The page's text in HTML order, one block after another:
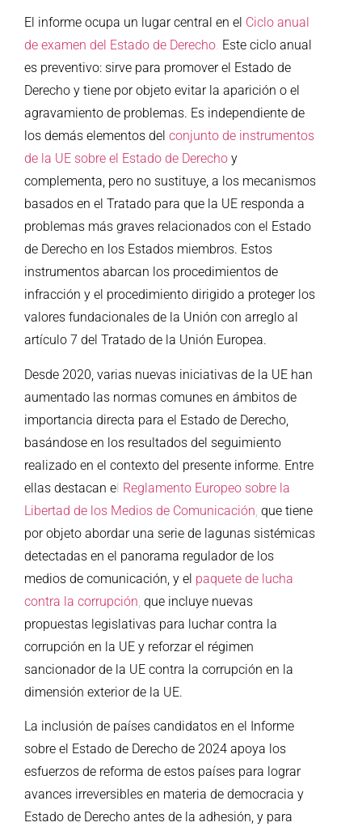
El informe ocupa un lugar central en el Ciclo anual
de examen del Estado de Derecho. Este ciclo anual
es preventivo: sirve para promover el Estado de
Derecho y tiene por objeto evitar la aparición o el
agravamiento de problemas. Es independiente de
los demás elementos del conjunto de instrumentos
de la UE sobre el Estado de Derecho y
complementa, pero no sustituye, a los mecanismos
basados en el Tratado para que la UE responda a
problemas más graves relacionados con el Estado
de Derecho en los Estados miembros. Estos
instrumentos abarcan los procedimientos de
infracción y el procedimiento dirigido a proteger los
valores fundacionales de la Unión con arreglo al
artículo 7 del Tratado de la Unión Europea.
Desde 2020, varias nuevas iniciativas de la UE han
aumentado las normas comunes en ámbitos de
importancia directa para el Estado de Derecho,
basándose en los resultados del seguimiento
realizado en el contexto del presente informe. Entre
ellas destacan el Reglamento Europeo sobre la
Libertad de los Medios de Comunicación que tiene
por objeto abordar una serie de lagunas sistémicas
detectadas en el panorama regulador de los
medios de comunicación, y el paquete de lucha
contra la corrupción que incluye nuevas
propuestas legislativas para luchar contra la
corrupción en la UE y reforzar el régimen
sancionador de la UE contra la corrupción en la
dimensión exterior de la UE.
La inclusión de países candidatos en el Informe
sobre el Estado de Derecho de 2024 apoya los
esfuerzos de reforma de estos países para lograr
avances irreversibles en materia de democracia y
Estado de Derecho antes de la adhesión, y para